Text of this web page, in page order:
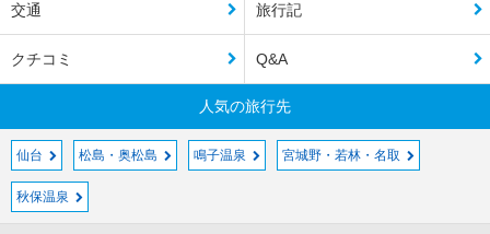
交通 旅行記
クチコミ Q&A
人気の旅行先
仙台 松島・奥松島 鳴子温泉 宮城野・若林・名取
秋保温泉